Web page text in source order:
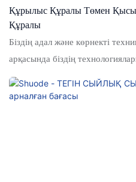
Құрылыс Құралы Төмен
Құралы
Біздің адал және көрнекті
арқасында біздің
шығындарды үнемдеу үшін
ауқымы көп кеңейтілді. Қазіргі